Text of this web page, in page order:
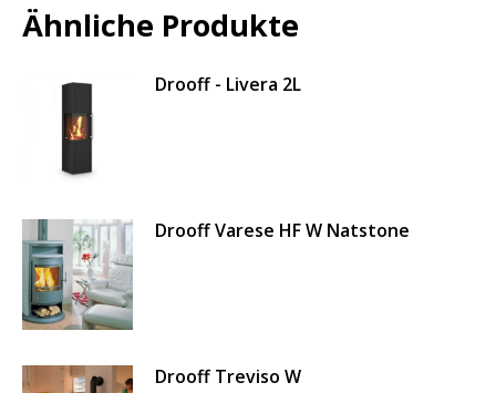
Ähnliche Produkte
Drooff - Livera 2L
Drooff Varese HF W Natstone
Drooff Treviso W